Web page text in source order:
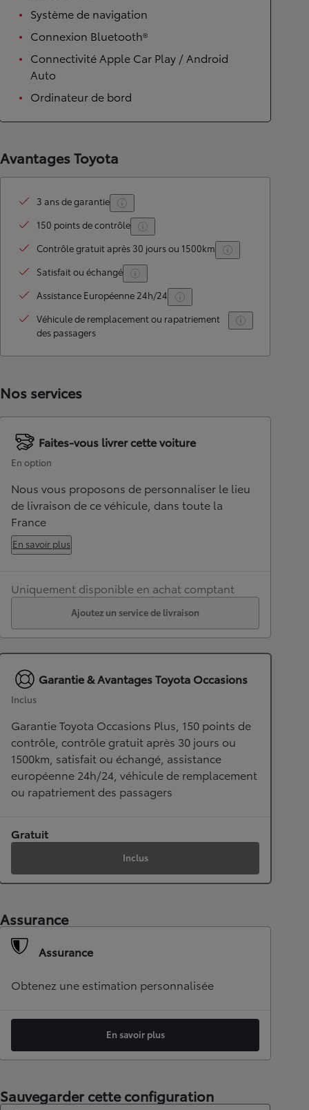
Système de navigation
Connexion Bluetooth®
Connectivité Apple Car Play / Android
Auto
Ordinateur de bord
Avantages Toyota
3 ans de garantie
150 points de contrôle
Contrôle gratuit après 30 jours ou 1500km
Satisfait ou échangé
Assistance Européenne 24h/24
Véhicule de remplacement ou rapatriement
des passagers
Nos services
Faites-vous livrer cette voiture
En option
Nous vous proposons de personnaliser le lieu
de livraison de ce véhicule, dans toute la
France
En savoir plus
Uniquement disponible en achat comptant
Ajoutez un service de livraison
Garantie & Avantages Toyota Occasions
Inclus
Garantie Toyota Occasions Plus, 150 points de
contrôle, contrôle gratuit après 30 jours ou
1500km, satisfait ou échangé, assistance
européenne 24h/24, véhicule de remplacement
ou rapatriement des passagers
Gratuit
Inclus
Assurance
Assurance
Obtenez une estimation personnalisée
En savoir plus
Sauvegarder cette configuration